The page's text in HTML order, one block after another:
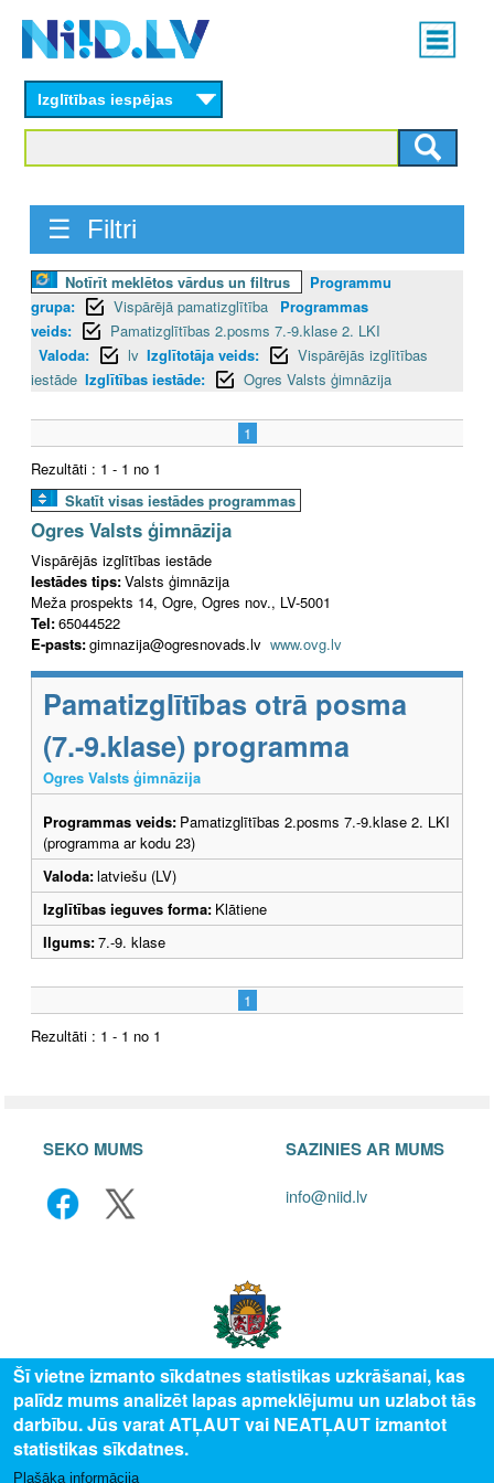
content
Main
menu
Izglītības iespējas
☰ Filtri
Notīrīt meklētos vārdus un filtrus
Programmu
grupa:
Vispārējā pamatizglītība
Programmas
veids:
Pamatizglītības 2.posms 7.-9.klase 2. LKI
Valoda:
lv Izglītotāja veids:
Vispārējās izglītības
iestāde Izglītības iestāde: Ogres Valsts ģimnāzija
1
Rezultāti : 1 - 1 no 1
Skatīt visas iestādes programmas
Ogres Valsts ģimnāzija
Vispārējās izglītības iestāde
Iestādes tips:Valsts ģimnāzija
Meža prospekts 14, Ogre, Ogres nov., LV-5001
Tel:65044522
E-pasts:gimnazija@ogresnovads.lv www.ovg.lv
Pamatizglītības otrā posma
(7.-9.klase) programma
Ogres Valsts ģimnāzija
Programmas veids: Pamatizglītības 2.posms 7.-9.klase 2. LKI
(programma ar kodu 23)
Valoda:latviešu (LV)
Izglītības ieguves forma: Klātiene
Ilgums:7.-9. klase
1
Rezultāti : 1 - 1 no 1
SEKO MUMS SAZINIES AR MUMS
info@niid.lv
© 2025 Valsts izglītības attīstības aģentūra, publicētā satura visas tiesības
Šī vietne izmanto sīkdatnes statistikas uzkrāšanai, kas
palīdz mums analizēt lapas apmeklējumu un uzlabot tās
darbību. Jūs varat ATĻAUT vai NEATĻAUT izmantot
statistikas sīkdatnes.
Plašāka informācija